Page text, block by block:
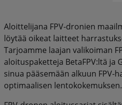
Aloittelijana FPV-dronien
löytää oikeat laitteet
Tarjoamme laajan valikoiman
aloituspaketteja BetaFPV:ltä ja
sinua pääsemään alkuun FPV-
optimaalisen lentokokemuksen.